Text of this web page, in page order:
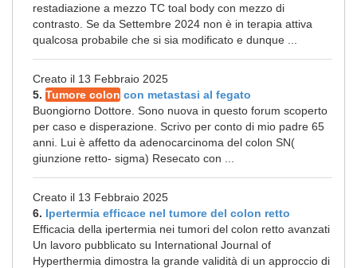
restadiazione a mezzo TC toal body con mezzo di
contrasto. Se da Settembre 2024 non è in terapia attiva
qualcosa probabile che si sia modificato e dunque ...
Creato il 13 Febbraio 2025
5. Tumore colon con metastasi al fegato
Buongiorno Dottore. Sono nuova in questo forum scoperto
per caso e disperazione. Scrivo per conto di mio padre 65
anni. Lui è affetto da adenocarcinoma del colon SN(
giunzione retto- sigma) Resecato con ...
Creato il 13 Febbraio 2025
6. Ipertermia efficace nel tumore del colon retto
Efficacia della ipertermia nei tumori del colon retto avanzati
Un lavoro pubblicato su International Journal of
Hyperthermia dimostra la grande validità di un approccio di